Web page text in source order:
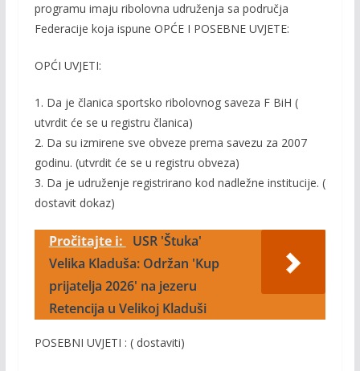
programu imaju ribolovna udruženja sa područja
Federacije koja ispune OPĆE I POSEBNE UVJETE:
OPĆI UVJETI:
1. Da je članica sportsko ribolovnog saveza F BiH (
utvrdit će se u registru članica)
2. Da su izmirene sve obveze prema savezu za 2007
godinu. (utvrdit će se u registru obveza)
3. Da je udruženje registrirano kod nadležne institucije. (
dostavit dokaz)
Pročitajte i:
USR 'Štuka'
Velika Kladuša: Održan 'Kup
prijatelja 2026' na jezeru
Retencija u Velikoj Kladuši
POSEBNI UVJETI : ( dostaviti)